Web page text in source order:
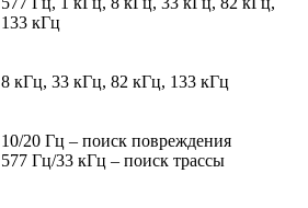
133 кГц
8 кГц, 33 кГц, 82 кГц, 133 кГц
10/20 Гц – поиск повреждения
577 Гц/33 кГц – поиск трассы